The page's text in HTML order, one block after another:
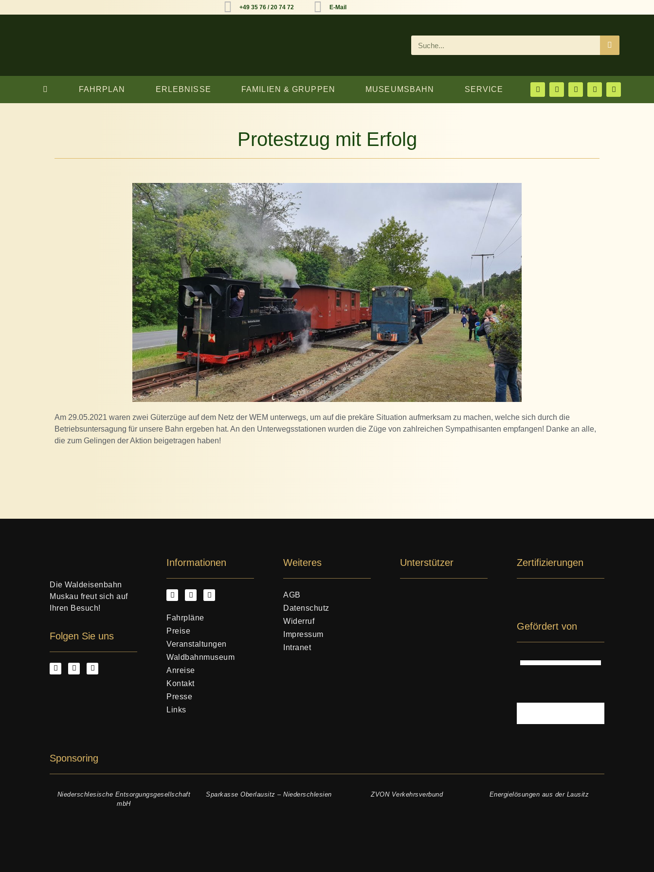
+49 35 76 / 20 74 72 E-Mail
FAHRPLAN ERLEBNISSE FAMILIEN & GRUPPEN MUSEUMSBAHN SERVICE
Protestzug mit Erfolg
Am 29.05.2021 waren zwei Güterzüge auf dem Netz der WEM unterwegs, um auf die prekäre Situation aufmerksam zu machen, welche sich durch die
Betriebsuntersagung für unsere Bahn ergeben hat. An den Unterwegsstationen wurden die Züge von zahlreichen Sympathisanten empfangen! Danke an alle,
die zum Gelingen der Aktion beigetragen haben!
Die Waldeisenbahn
Muskau freut sich auf
Ihren Besuch!
Folgen Sie uns
Informationen
Fahrpläne
Preise
Veranstaltungen
Waldbahnmuseum
Anreise
Kontakt
Presse
Links
Weiteres
AGB
Datenschutz
Widerruf
Impressum
Intranet
Unterstützer Zertifizierungen
Gefördert von
Sponsoring
Niederschlesische Entsorgungsgesellschaft
mbH
Sparkasse Oberlausitz – Niederschlesien ZVON Verkehrsverbund Energielösungen aus der Lausitz